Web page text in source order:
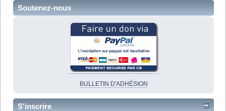
Soutenez-nous
BULLETIN D'ADHÉSION
S'inscrire